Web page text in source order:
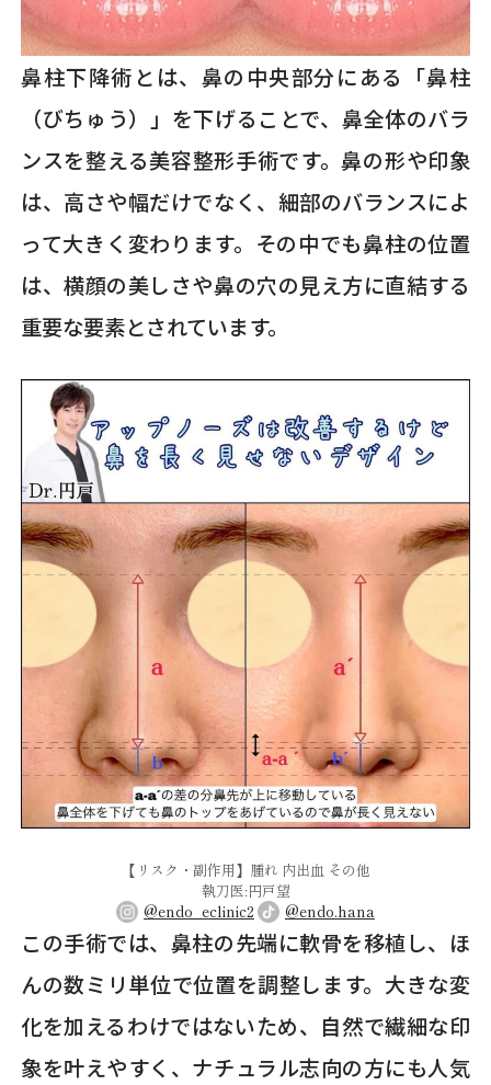
鼻柱下降術とは、鼻の中央部分にある「鼻柱
（びちゅう）」を下げることで、鼻全体のバラ
ンスを整える美容整形手術です。鼻の形や印象
は、高さや幅だけでなく、細部のバランスによ
って大きく変わります。その中でも鼻柱の位置
は、横顔の美しさや鼻の穴の見え方に直結する
重要な要素とされています。
【リスク・副作用】腫れ 内出血 その他
執刀医:円戸望
@endo_eclinic2
@endo.hana
この手術では、鼻柱の先端に軟骨を移植し、ほ
んの数ミリ単位で位置を調整します。大きな変
化を加えるわけではないため、自然で繊細な印
象を叶えやすく、ナチュラル志向の方にも人気